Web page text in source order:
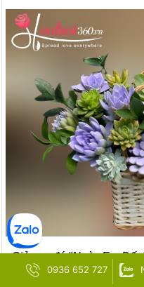
Giỏ sen đá "Ngày Em
chủ đạp, sen đá
0936 652 727